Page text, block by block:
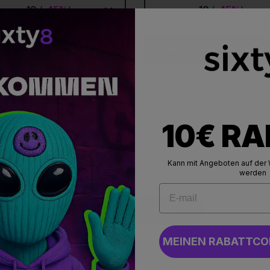
10(-45%) 10(-45%)
HINZUFÜGEN 49,90 €
ALLE PRODUKTE
10€
Kann mit Angeboten auf
werden
MEINEN